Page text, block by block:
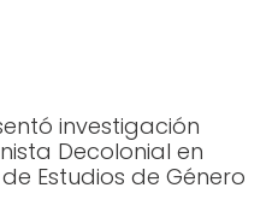
investigación
Decolonial en
Estudios de Género